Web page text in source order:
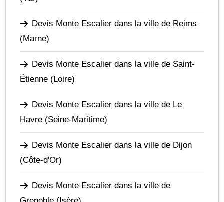
Devis Monte Escalier dans la ville de Reims
(Marne)
Devis Monte Escalier dans la ville de Saint-
Étienne (Loire)
Devis Monte Escalier dans la ville de Le
Havre (Seine-Maritime)
Devis Monte Escalier dans la ville de Dijon
(Côte-d'Or)
Devis Monte Escalier dans la ville de